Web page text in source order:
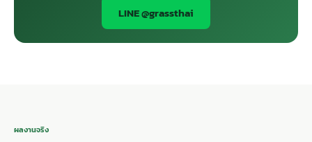
LINE @grassthai
ผลงานจริง